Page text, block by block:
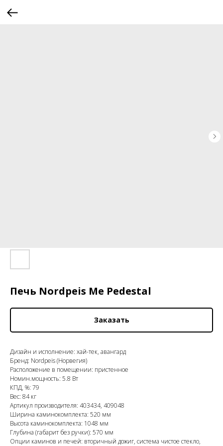
Печь Nordpeis Me Pedestal
Заказать
Дизайн и исполнение: хай-тек, авангард
Бренд: Nordpeis (Норвегия)
Расположение в помещении: пристенное
Номин.мощность: 5.8 Вт
КПД, %: 79
Вес: 84 кг
Артикул производителя: 403434, 409048
Ширина каминокомплекта: 520 мм
Высота каминокомплекта: 1048 мм
Глубина (габарит без ручки): 570 мм
Опции каминов и печей: вторичный дожиг, система чистое стекло,